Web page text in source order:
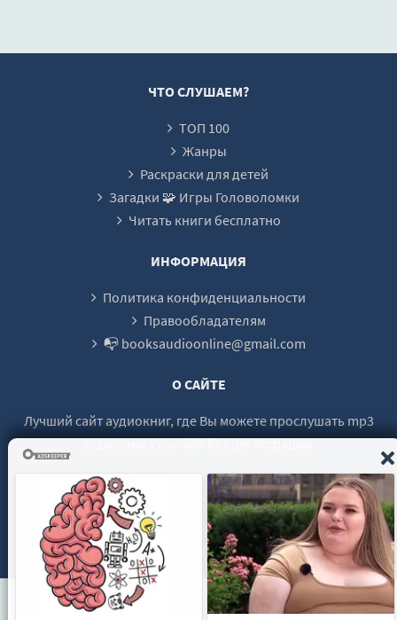
ЧТО СЛУШАЕМ?
ТОП 100
Жанры
Раскраски для детей
Загадки 🧩 Игры Головоломки
Читать книги бесплатно
ИНФОРМАЦИЯ
Политика конфиденциальности
Правообладателям
📭 booksaudioonline@gmail.com
О САЙТЕ
Лучший сайт аудиокниг, где Вы можете прослушать mp3
аудиокнигу онлайн без регистрации.
© 2021 - 2026 booksaudio-online.com Все права защищены.